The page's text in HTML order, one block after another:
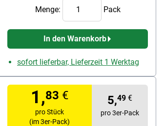
Menge: Pack
In den Warenkorb
sofort lieferbar, Lieferzeit 1 Werktag
1,83 €
pro Stück
(im 3er-Pack)
5,49 €
pro 3er-Pack